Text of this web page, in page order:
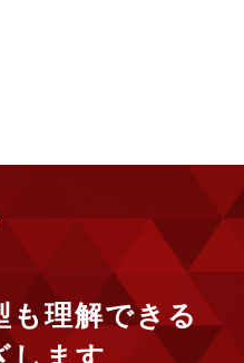
も理解できる